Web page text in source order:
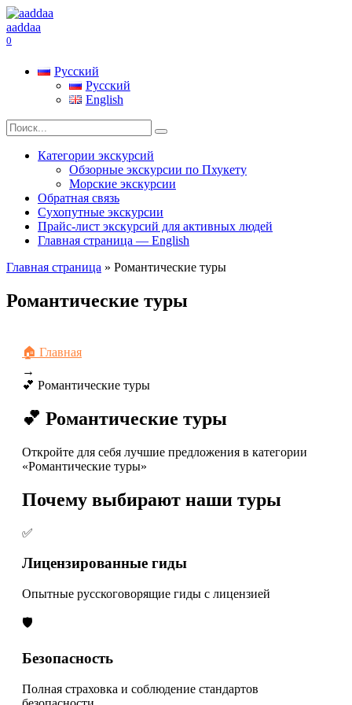
Перейти
к
содержанию
aaddaa
0
Русский
Русский
English
Search
for:
Категории экскурсий
Обзорные экскурсии по Пхукету
Морские экскурсии
Обратная связь
Сухопутные экскурсии
Прайс-лист экскурсий для активных людей
Главная страница — English
Главная страница » Романтические туры
Романтические туры
🏠 Главная
→
💕 Романтические туры
💕 Романтические туры
Откройте для себя лучшие предложения в категории
«Романтические туры»
Почему выбирают наши туры
✅
Лицензированные гиды
Опытные русскоговорящие гиды с лицензией
🛡️
Безопасность
Полная страховка и соблюдение стандартов